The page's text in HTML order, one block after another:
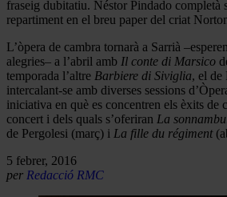
fraseig dubitatiu. Néstor Pindado completà
repartiment en el breu paper del criat
L’òpera de cambra tornarà a Sarrià
alegries– a l’abril amb Il conte di Marsico
temporada l’altre Barbiere di Siviglia, el de
intercalant-se amb diverses sessions
iniciativa en què es concentren els èxits de
concert i dels quals s’oferiran La
de Pergolesi (març) i La fille du régiment
5 febrer, 2016
per Redacció RMC